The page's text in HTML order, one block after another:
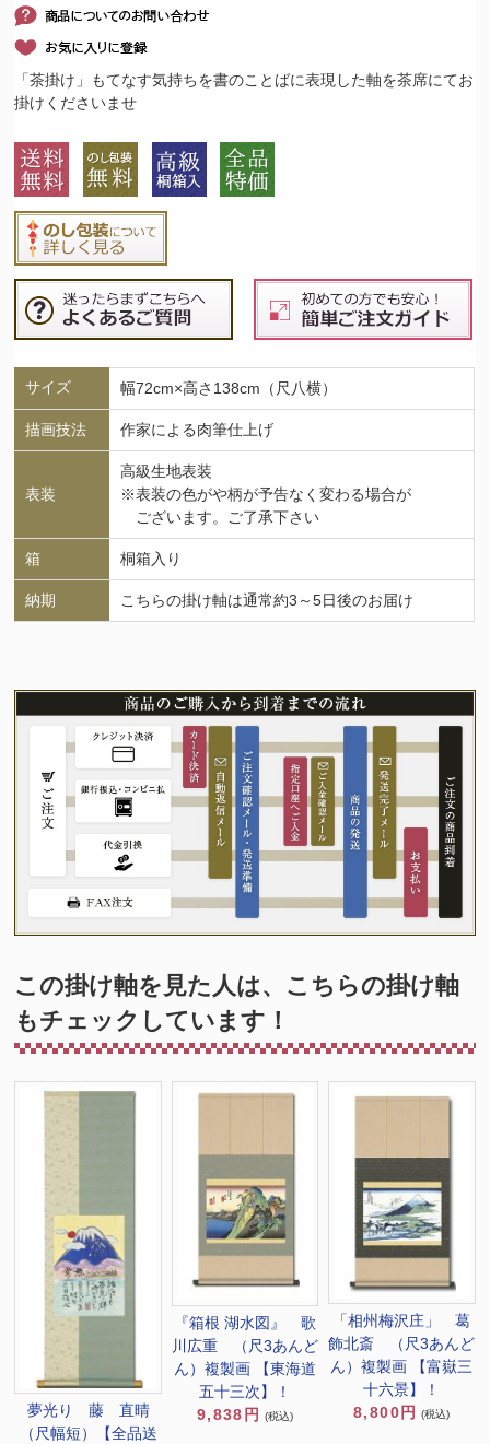
「茶掛け」もてなす気持ちを書のことばに表現した軸を茶席にてお
掛けくださいませ
サイズ 幅72cm×高さ138cm（尺八横）
描画技法 作家による肉筆仕上げ
表装
高級生地表装
※表装の色がや柄が予告なく変わる場合が
ございます。ご了承下さい
箱 桐箱入り
納期 こちらの掛け軸は通常約3～5日後のお届け
この掛け軸を見た人は、こちらの掛け軸
もチェックしています！
夢光り 藤 直晴
（尺幅短）【全品送
『箱根 湖水図』 歌
川広重 （尺3あんど
ん）複製画 【東海道
五十三次】！
9,838円
(税込)
「相州梅沢庄」 葛
飾北斎 （尺3あんど
ん）複製画 【富嶽三
十六景】！
8,800円
(税込)